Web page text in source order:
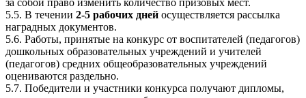
5.5. В течении 2-5 рабочих дней осуществляется рассылка
наградных документов.
5.6. Работы, принятые на конкурс от воспитателей (педагогов)
дошкольных образовательных учреждений и учителей
(педагогов) средних общеобразовательных учреждений
оцениваются раздельно.
5.7. Победители и участники конкурса получают дипломы,